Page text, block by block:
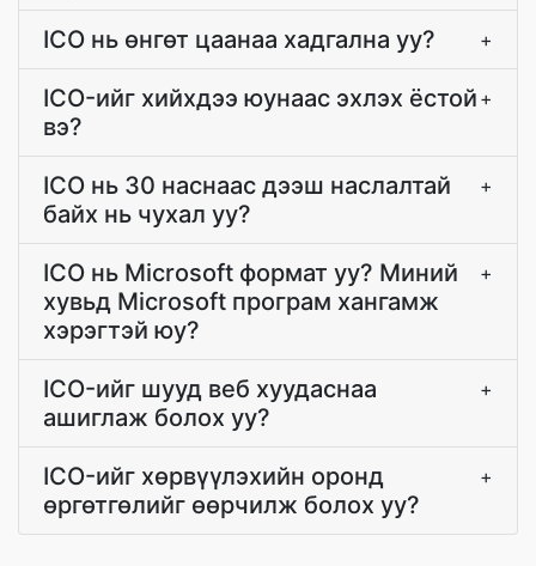
ICO нь өнгөт цаанаа хадгална уу? +
ICO-ийг хийхдээ юунаас эхлэх ёстой
вэ?
+
ICO нь 30 наснаас дээш наслалтай
байх нь чухал уу?
+
ICO нь Microsoft формат уу? Миний
хувьд Microsoft програм хангамж
хэрэгтэй юу?
+
ICO-ийг шууд веб хуудаснаа
ашиглаж болох уу?
+
ICO-ийг хөрвүүлэхийн оронд
өргөтгөлийг өөрчилж болох уу?
+